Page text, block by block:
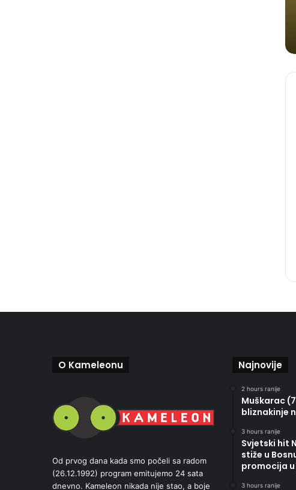
O Kameleonu
Od prvog dana kada smo počeli sa radom
(26.12.1992) program emitujemo 24 sata
dnevno. Kameleon nikada nije stao, a boje
Najnovije
2 hours ranije
Muškarac
bliznakinje
3 hours ranije
Svjetski hit
stiže u
promocija
3 hours ranije